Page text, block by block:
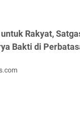
Rakyat,
Bakti di